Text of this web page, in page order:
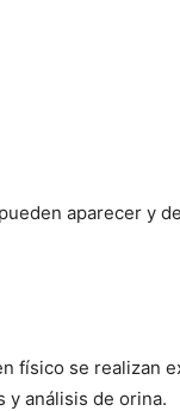
aparecer y
físico se realizan
y análisis de orina.